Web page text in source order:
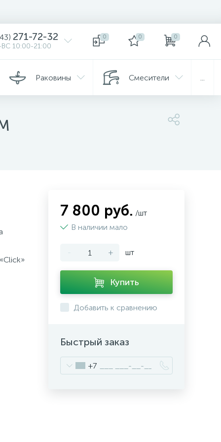
271-72-32
10:00-21:00
0 0 0
Раковины Смесители
7 800 руб. /шт
В наличии мало
- + шт
Купить
Добавить к сравнению
Быстрый заказ
+7